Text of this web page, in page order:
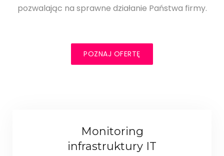
pozwalając na sprawne działanie Państwa firmy.
POZNAJ OFERTĘ
Monitoring
infrastruktury IT